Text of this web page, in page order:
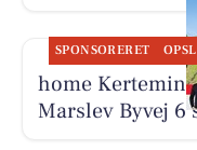
SPONSORERET
home
Marslev Byvej 6